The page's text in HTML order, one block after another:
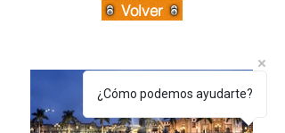
Volver
¿Cómo podemos ayudarte?